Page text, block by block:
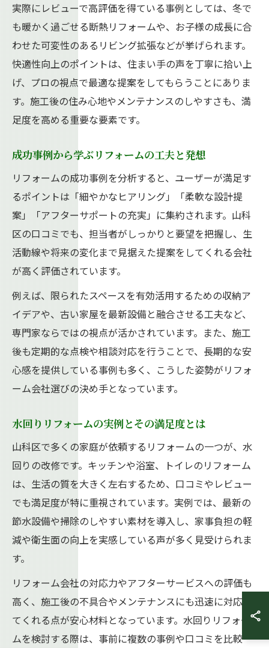
実際にレビューで高評価を得ている事例としては、冬で
も暖かく過ごせる断熱リフォームや、お子様の成長に合
わせた可変性のあるリビング拡張などが挙げられます。
快適性向上のポイントは、住まい手の声を丁寧に拾い上
げ、プロの視点で最適な提案をしてもらうことにありま
す。施工後の住み心地やメンテナンスのしやすさも、満
足度を高める重要な要素です。
成功事例から学ぶリフォームの工夫と発想
リフォームの成功事例を分析すると、ユーザーが満足す
るポイントは「細やかなヒアリング」「柔軟な設計提
案」「アフターサポートの充実」に集約されます。山科
区の口コミでも、担当者がしっかりと要望を把握し、生
活動線や将来の変化まで見据えた提案をしてくれる会社
が高く評価されています。
例えば、限られたスペースを有効活用するための収納ア
イデアや、古い家屋を最新設備と融合させる工夫など、
専門家ならではの視点が活かされています。また、施工
後も定期的な点検や相談対応を行うことで、長期的な安
心感を提供している事例も多く、こうした姿勢がリフォ
ーム会社選びの決め手となっています。
水回りリフォームの実例とその満足度とは
山科区で多くの家庭が依頼するリフォームの一つが、水
回りの改修です。キッチンや浴室、トイレのリフォーム
は、生活の質を大きく左右するため、口コミやレビュー
でも満足度が特に重視されています。実例では、最新の
節水設備や掃除のしやすい素材を導入し、家事負担の軽
減や衛生面の向上を実感している声が多く見受けられま
す。
リフォーム会社の対応力やアフターサービスへの評価も
高く、施工後の不具合やメンテナンスにも迅速に対応し
てくれる点が安心材料となっています。水回りリフォー
ムを検討する際は、事前に複数の事例や口コミを比較